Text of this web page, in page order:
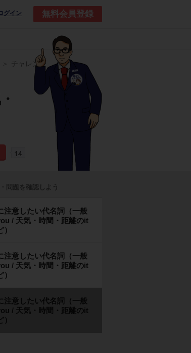
グイン 無料会員登録
チャレンジ
14
問題を確認しよう
注意したい代名詞（一般
/ 天気・時間・距離のit
注意したい代名詞（一般
/ 天気・時間・距離のit
注意したい代名詞（一般
/ 天気・時間・距離のit